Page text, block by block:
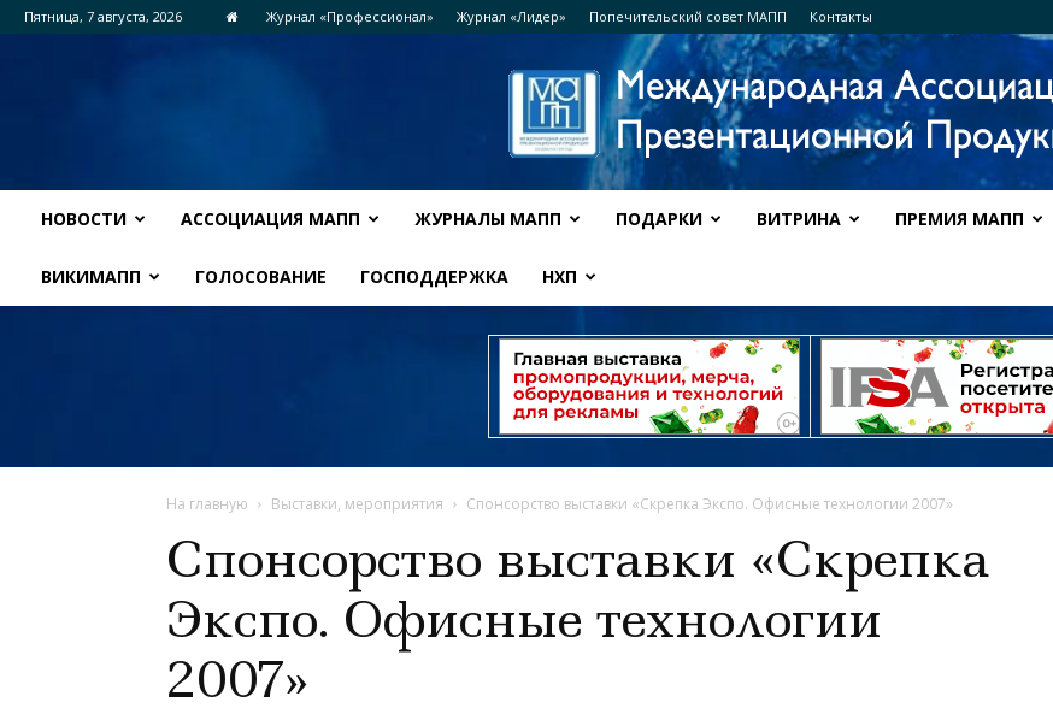
Пятница, 7 августа, 2026 Журнал «Профессионал» Журнал «Лидер» Попечительский совет МАПП Контакты
НОВОСТИ АССОЦИАЦИЯ МАПП ЖУРНАЛЫ МАПП ПОДАРКИ ВИТРИНА ПРЕМИЯ МАПП
ВИКИМАПП ГОЛОСОВАНИЕ ГОСПОДДЕРЖКА НХП
На главную Выставки, мероприятия Спонсорство выставки «Скрепка Экспо. Офисные технологии 2007»
Спонсорство выставки «Скрепка
Экспо. Офисные технологии
2007»